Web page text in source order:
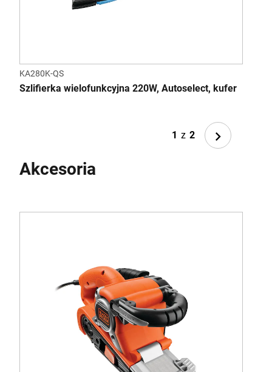
KA280K-QS
Szlifierka wielofunkcyjna 220W, Autoselect, kufer
1 z 2
Next
Akcesoria